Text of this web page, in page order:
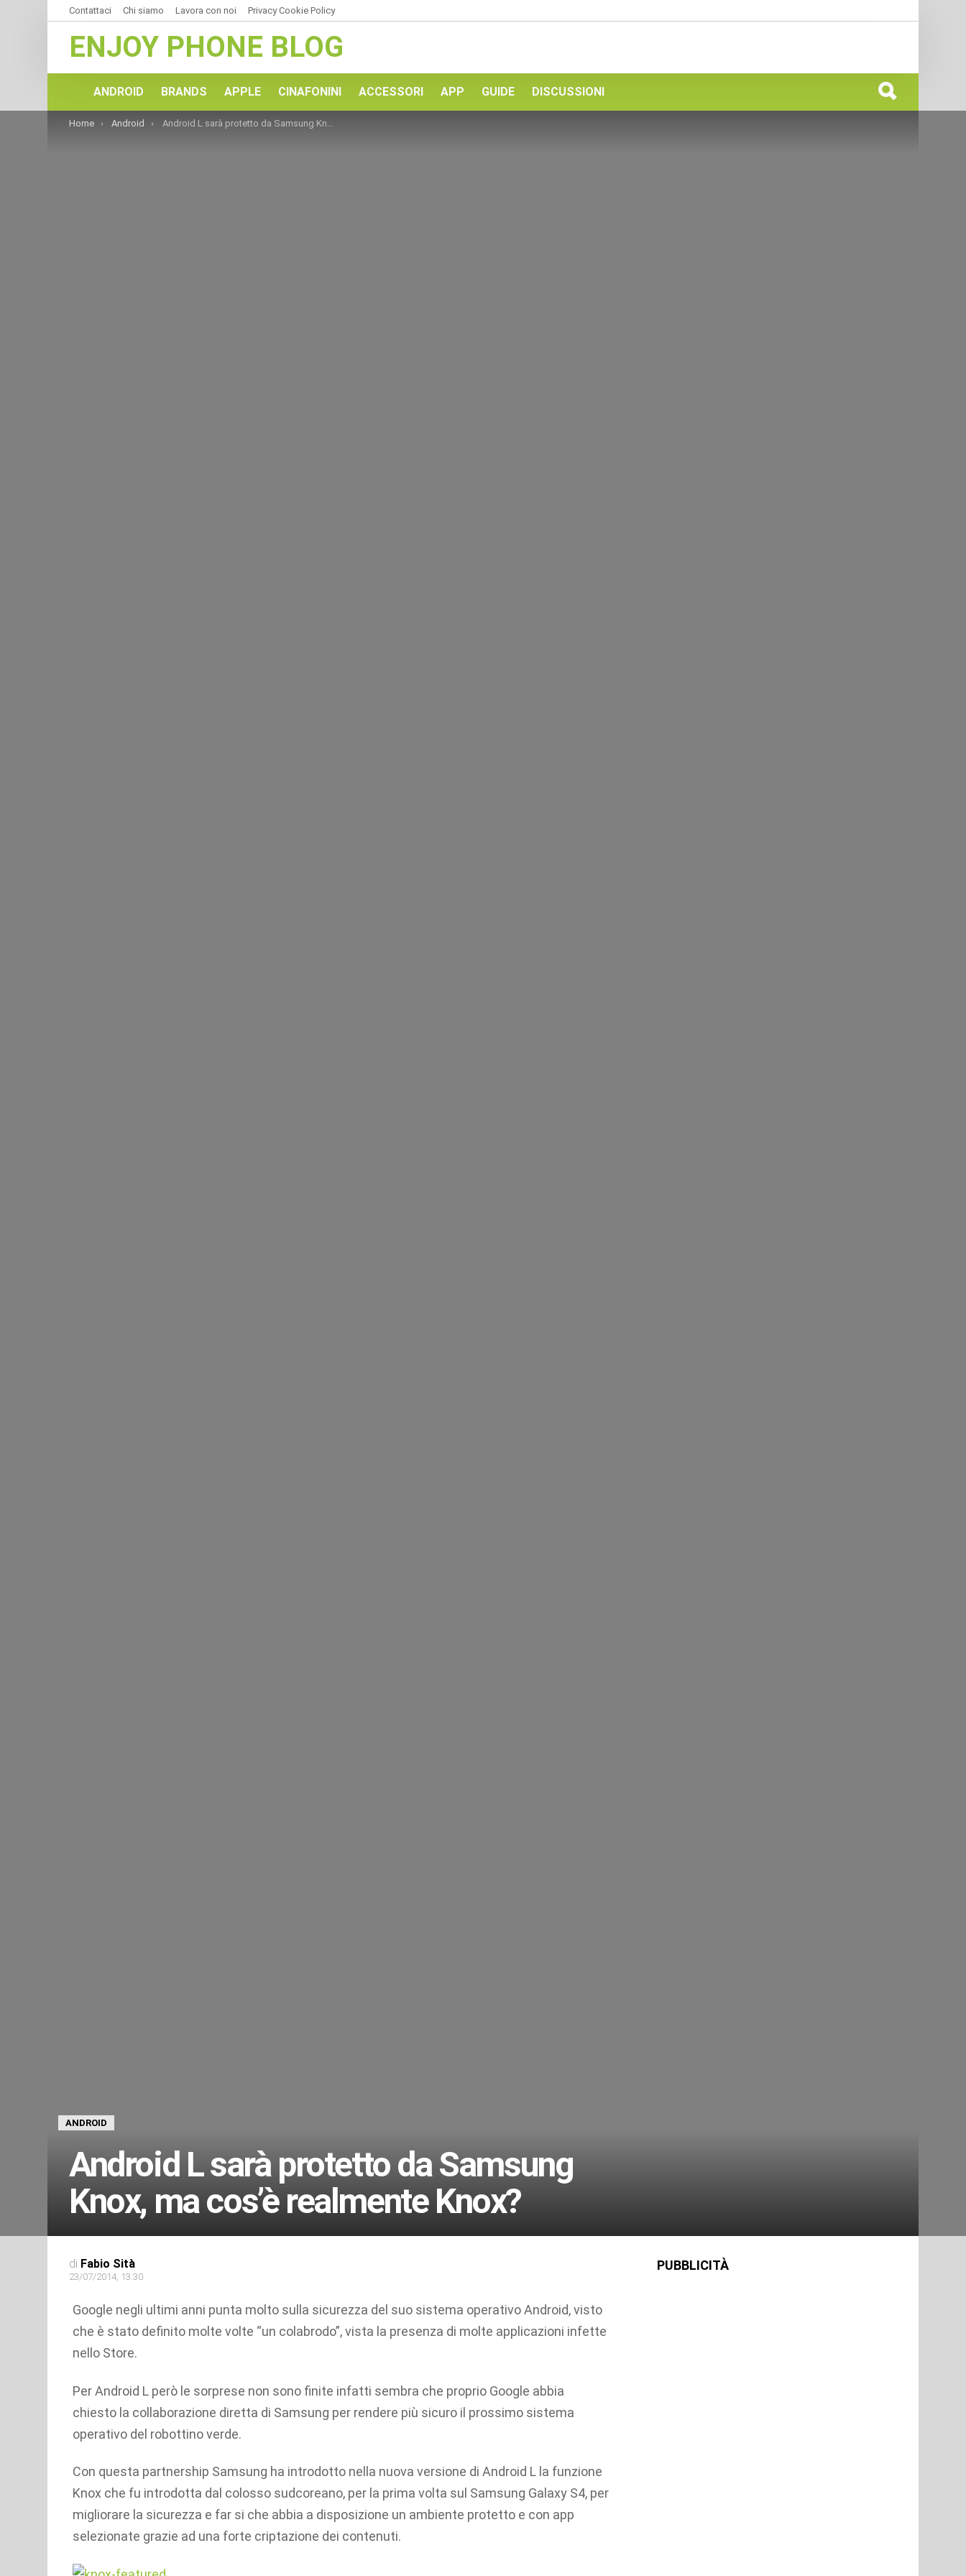
Contattaci Chi siamo Lavora con noi Privacy Cookie Policy
ENJOY PHONE BLOG
ANDROID BRANDS APPLE CINAFONINI ACCESSORI APP GUIDE DISCUSSIONI
You are here:
Home Android Android L sarà protetto da Samsung Knox, ma cos’è realmente Knox?
ANDROID
Android L sarà protetto da Samsung
Knox, ma cos’è realmente Knox?
di Fabio Sità
23/07/2014, 13:30
Google negli ultimi anni punta molto sulla sicurezza del suo sistema operativo Android, visto
che è stato definito molte volte “un colabrodo”, vista la presenza di molte applicazioni infette
nello Store.
Per Android L però le sorprese non sono finite infatti sembra che proprio Google abbia
chiesto la collaborazione diretta di Samsung per rendere più sicuro il prossimo sistema
operativo del robottino verde.
Con questa partnership Samsung ha introdotto nella nuova versione di Android L la funzione
Knox che fu introdotta dal colosso sudcoreano, per la prima volta sul Samsung Galaxy S4, per
migliorare la sicurezza e far si che abbia a disposizione un ambiente protetto e con app
selezionate grazie ad una forte criptazione dei contenuti.
PUBBLICITÀ